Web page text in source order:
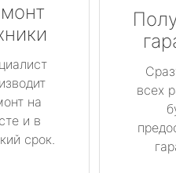
на
и в
срок.
всех